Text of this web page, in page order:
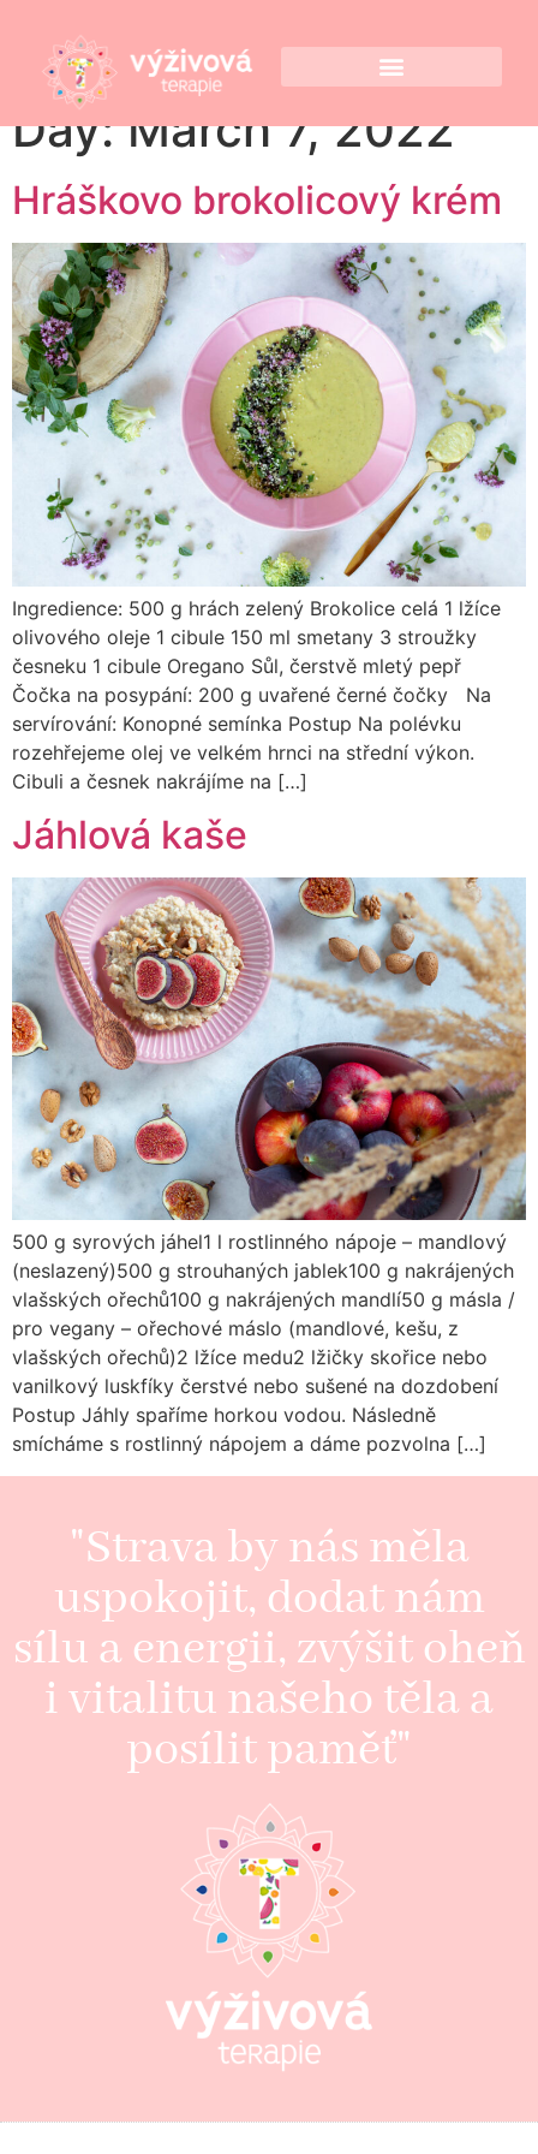
Day:March 7, 2022
Hráškovo brokolicový krém
Ingredience: 500 g hrách zelený Brokolice celá 1 lžíce
olivového oleje 1 cibule 150 ml smetany 3 stroužky
česneku 1 cibule Oregano Sůl, čerstvě mletý pepř
Čočka na posypání: 200 g uvařené černé čočky Na
servírování: Konopné semínka Postup Na polévku
rozehřejeme olej ve velkém hrnci na střední výkon.
Cibuli a česnek nakrájíme na […]
Jáhlová kaše
500 g syrových jáhel1 l rostlinného nápoje – mandlový
(neslazený)500 g strouhaných jablek100 g nakrájených
vlašských ořechů100 g nakrájených mandlí50 g másla /
pro vegany – ořechové máslo (mandlové, kešu, z
vlašských ořechů)2 lžíce medu2 lžičky skořice nebo
vanilkový luskfíky čerstvé nebo sušené na dozdobení
Postup Jáhly spaříme horkou vodou. Následně
smícháme s rostlinný nápojem a dáme pozvolna […]
"Strava by nás měla
uspokojit, dodat nám
sílu a energii, zvýšit oheň
i vitalitu našeho těla a
posílit paměť"